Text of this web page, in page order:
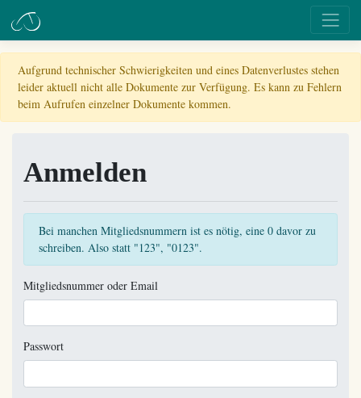
Aufgrund technischer Schwierigkeiten und eines Datenverlustes stehen
leider aktuell nicht alle Dokumente zur Verfügung. Es kann zu Fehlern
beim Aufrufen einzelner Dokumente kommen.
Anmelden
Bei manchen Mitgliedsnummern ist es nötig, eine 0 davor zu
schreiben. Also statt "123", "0123".
Mitgliedsnummer oder Email
Passwort